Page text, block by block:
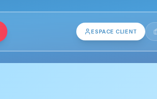
ESPACE CLIENT